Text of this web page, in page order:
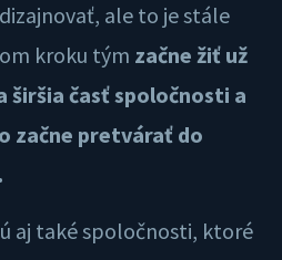
ale to je stále
kroku tým začne žiť už
širšia časť spoločnosti a
začne pretvárať do
aj také spoločnosti, ktoré